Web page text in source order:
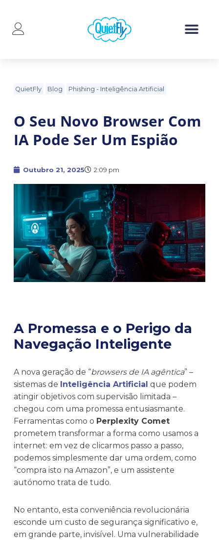
QuietFly Blog Phishing - Inteligência Artificial
O Seu Novo Browser Com
IA Pode Ser Um Espião
Outubro 21, 2025 2:09 pm
A Promessa e o Perigo da
Navegação Inteligente
A nova geração de “browsers de IA agêntica” –
sistemas de Inteligência Artificial que podem
atingir objetivos com supervisão limitada –
chegou com uma promessa entusiasmante.
Ferramentas como o Perplexity Comet
prometem transformar a forma como usamos a
internet: em vez de clicarmos passo a passo,
podemos simplesmente dar uma ordem, como
“compra isto na Amazon”, e um assistente
autónomo trata de tudo.
No entanto, esta conveniência revolucionária
esconde um custo de segurança significativo e,
em grande parte, invisível. Uma vulnerabilidade